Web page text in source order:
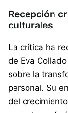
Recepción
culturales
La crítica ha
de Eva
sobre la
personal. Su
del